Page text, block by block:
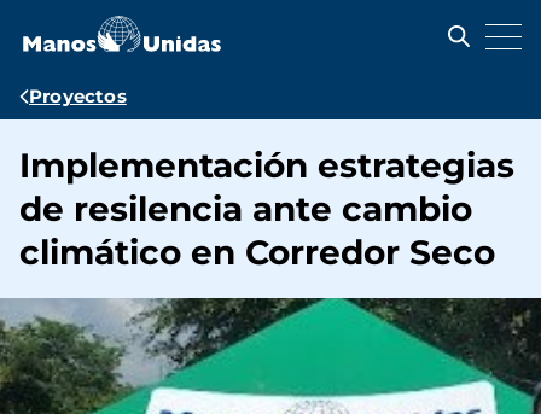
contenido
Ruta
navegación
Proyectos
Implementación estrategias
de resilencia ante cambio
climático en Corredor Seco